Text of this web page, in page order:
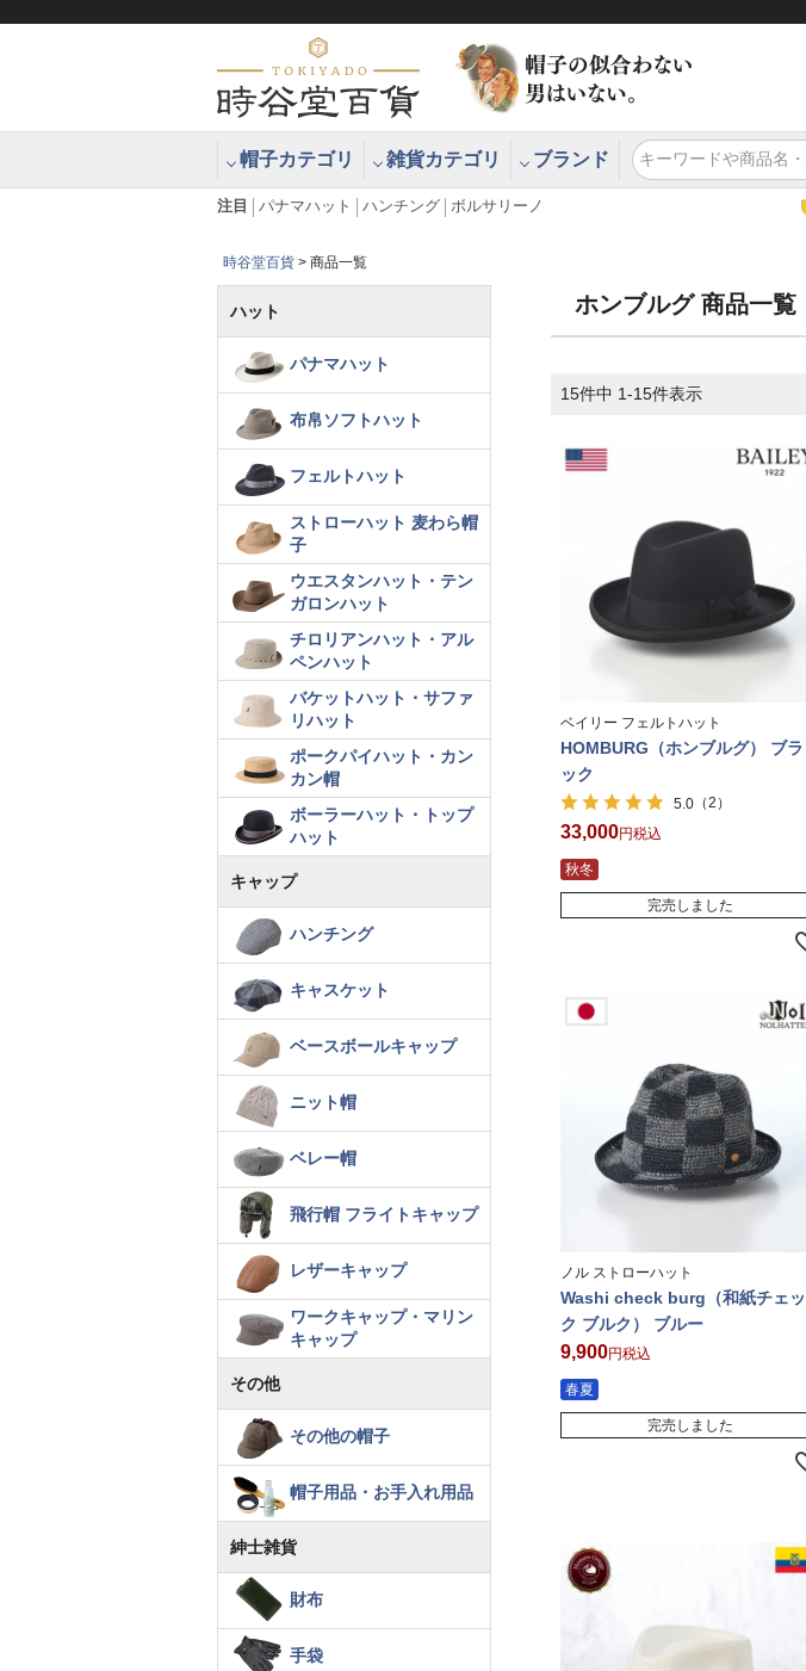
帽子カテゴリ 雑貨カテゴリ ブランド
注目 パナマハット ハンチング ボルサリーノ
時谷堂百貨 商品一覧
ホンブルグ 商品一覧
15件中 1-15件表示
ベイリー フェルトハット
HOMBURG（ホンブルグ） ブラ
ック
5.0 （2）
33,000 税込
秋冬
完売しました
ノル ストローハット
Washi check burg（和紙チェッ
ク ブルク） ブルー
9,900 税込
春夏
完売しました
ハット
パナマハット
布帛ソフトハット
フェルトハット
ストローハット 麦わら帽
子
ウエスタンハット・テン
ガロンハット
チロリアンハット・アル
ペンハット
バケットハット・サファ
リハット
ポークパイハット・カン
カン帽
ボーラーハット・トップ
ハット
キャップ
ハンチング
キャスケット
ベースボールキャップ
ニット帽
ベレー帽
飛行帽 フライトキャップ
レザーキャップ
ワークキャップ・マリン
キャップ
その他
その他の帽子
帽子用品・お手入れ用品
紳士雑貨
財布
手袋